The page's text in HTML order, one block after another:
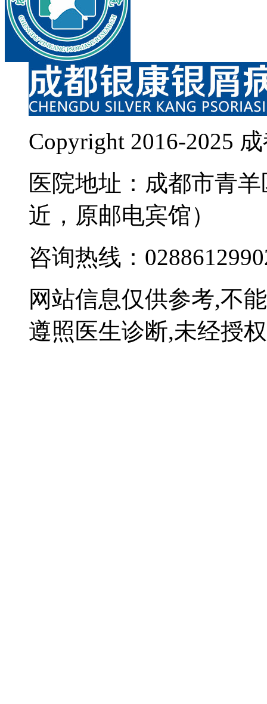
Copyright 2016-2025
医院地址：成都市青
近，原邮电宾馆）
咨询热线：
网站信息仅供参考,不
遵照医生诊断,未经授